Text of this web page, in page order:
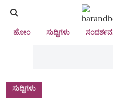
ಹೋಂ ಸುದ್ದಿಗಳು
ಸುದ್ದಿಗಳು